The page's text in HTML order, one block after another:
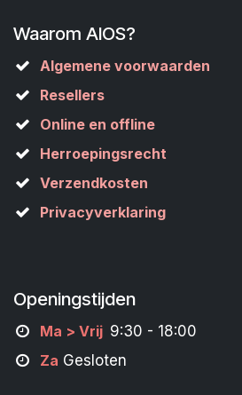
Waarom AIOS?
Algemene voorwaarden
Resellers
Online en offline
Herroepingsrecht
Verzendkosten
Privacyverklaring
Openingstijden
Ma > Vrij 9:30 - 18:00
Za Gesloten